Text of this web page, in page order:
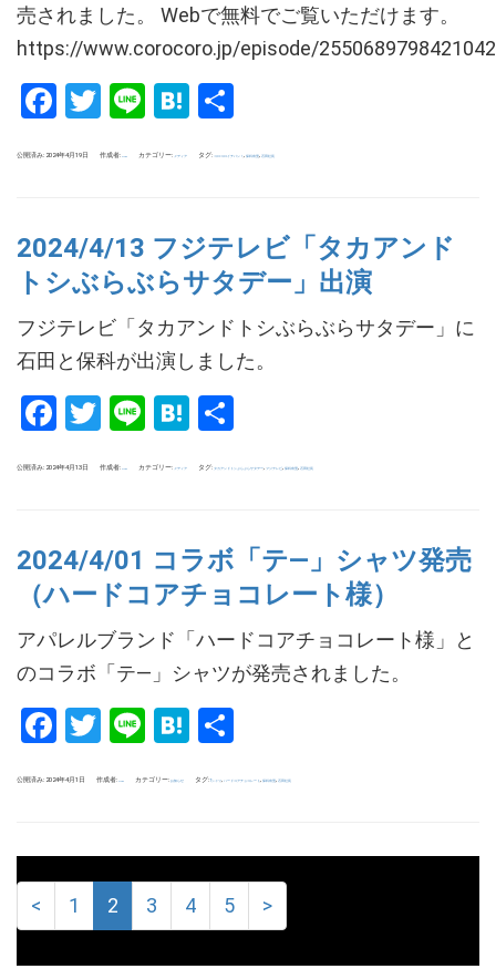
売されました。 Webで無料でご覧いただけます。
https://www.corocoro.jp/episode/
Facebook
Twitter
LineHatena
公開済み: 2024年4月19日 作成者: カテゴリー: メディア タグ: コロコロイチバン！ 保科有里 石田社長
2024/4/13 フジテレビ「タカアンド
トシぶらぶらサタデー」出演
フジテレビ「タカアンドトシぶらぶらサタデー」に
石田と保科が出演しました。
Facebook
Twitter
LineHatena
公開済み: 2024年4月13日 作成者: カテゴリー: メディア タグ: タカアンドトシぶらぶらサタデー フジテレビ 保科有里 石田社長
2024/4/01 コラボ「テ―」シャツ発売
（ハードコアチョコレート様）
アパレルブランド「ハードコアチョコレート様」と
のコラボ「テ―」シャツが発売されました。
Facebook
Twitter
LineHatena
公開済み: 2024年4月1日 作成者: カテゴリー: お知らせ タグ: Tシャツ ハードコアチョコレート 保科有里 石田社長
< 1 2 3 4 5 >